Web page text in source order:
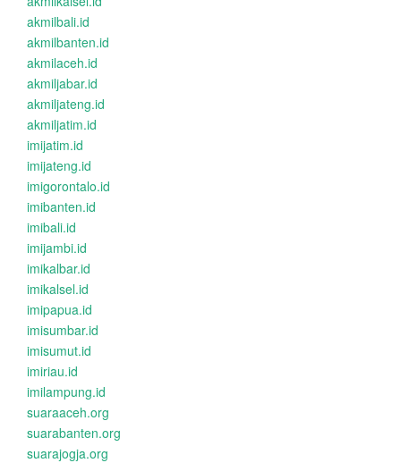
akmilbali.id
akmilbanten.id
akmilaceh.id
akmiljabar.id
akmiljateng.id
akmiljatim.id
imijatim.id
imijateng.id
imigorontalo.id
imibanten.id
imibali.id
imijambi.id
imikalbar.id
imikalsel.id
imipapua.id
imisumbar.id
imisumut.id
imiriau.id
imilampung.id
suaraaceh.org
suarabanten.org
suarajogja.org